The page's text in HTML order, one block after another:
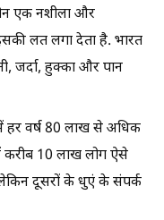
एक नशीला और
लत लगा देता है. भारत
जर्दा, हुक्का और पान
वर्ष 80 लाख से अधिक
करीब 10 लाख लोग ऐसे
दूसरों के धुएं के संपर्क